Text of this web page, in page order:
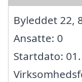
Byleddet 22,
Ansatte: 0
Startdato: